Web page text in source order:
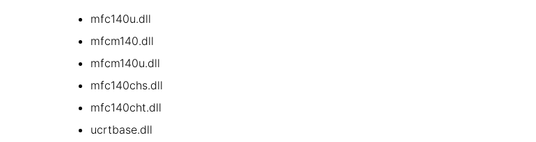
mfc140u.dll
mfcm140.dll
mfcm140u.dll
mfc140chs.dll
mfc140cht.dll
ucrtbase.dll